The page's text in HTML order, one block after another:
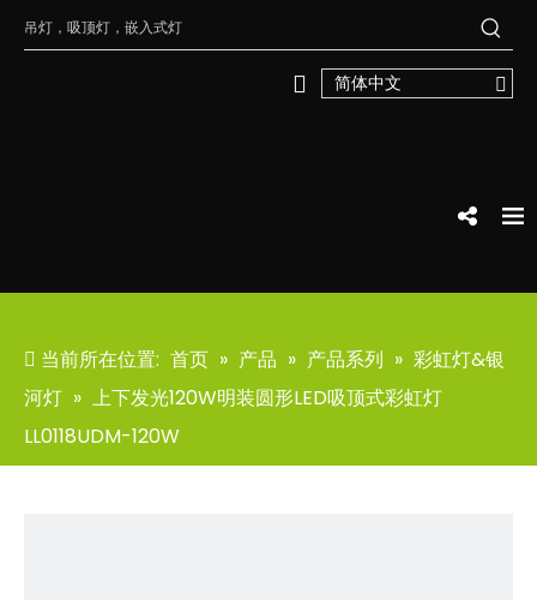
简体中文
当前所在位置: 首页 » 产品 » 产品系列 » 彩虹灯&银
河灯 » 上下发光120W明装圆形LED吸顶式彩虹灯
LL0118UDM-120W